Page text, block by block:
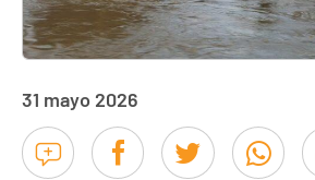
31 mayo 2026